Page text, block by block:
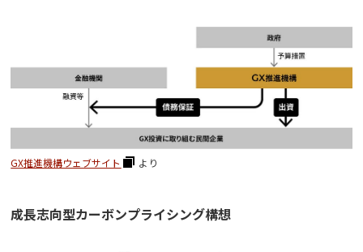
GX推進機構ウェブサイト より
成長志向型カーボンプライシング構想